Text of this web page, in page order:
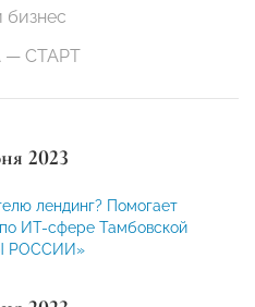
— СТАРТ
2023
лендинг? Помогает
ИТ-сфере Тамбовской
РОССИИ»